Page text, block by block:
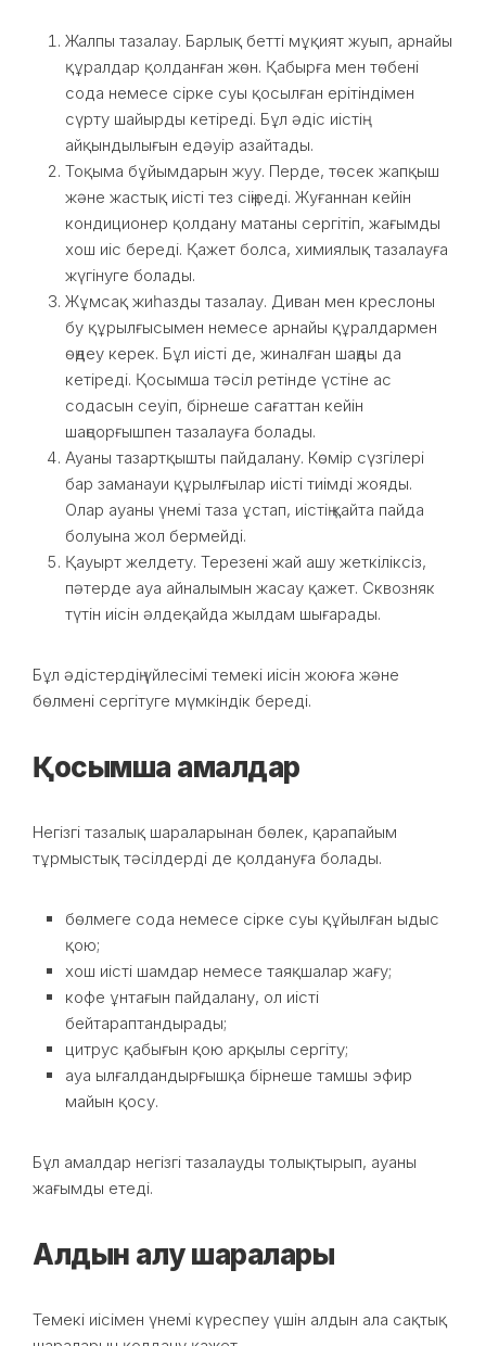
Жалпы тазалау. Барлық бетті мұқият жуып, арнайы
құралдар қолданған жөн. Қабырға мен төбені
сода немесе сірке суы қосылған ерітіндімен
сүрту шайырды кетіреді. Бұл әдіс иістің
айқындылығын едәуір азайтады.
Тоқыма бұйымдарын жуу. Перде, төсек жапқыш
және жастық иісті тез сіңіреді. Жуғаннан кейін
кондиционер қолдану матаны сергітіп, жағымды
хош иіс береді. Қажет болса, химиялық тазалауға
жүгінуге болады.
Жұмсақ жиһазды тазалау. Диван мен креслоны
бу құрылғысымен немесе арнайы құралдармен
өңдеу керек. Бұл иісті де, жиналған шаңды да
кетіреді. Қосымша тәсіл ретінде үстіне ас
содасын сеуіп, бірнеше сағаттан кейін
шаңсорғышпен тазалауға болады.
Ауаны тазартқышты пайдалану. Көмір сүзгілері
бар заманауи құрылғылар иісті тиімді жояды.
Олар ауаны үнемі таза ұстап, иістің қайта пайда
болуына жол бермейді.
Қауырт желдету. Терезені жай ашу жеткіліксіз,
пәтерде ауа айналымын жасау қажет. Сквозняк
түтін иісін әлдеқайда жылдам шығарады.
Бұл әдістердің үйлесімі темекі иісін жоюға және
бөлмені сергітуге мүмкіндік береді.
Қосымша амалдар
Негізгі тазалық шараларынан бөлек, қарапайым
тұрмыстық тәсілдерді де қолдануға болады.
бөлмеге сода немесе сірке суы құйылған ыдыс
қою;
хош иісті шамдар немесе таяқшалар жағу;
кофе ұнтағын пайдалану, ол иісті
бейтараптандырады;
цитрус қабығын қою арқылы сергіту;
ауа ылғалдандырғышқа бірнеше тамшы эфир
майын қосу.
Бұл амалдар негізгі тазалауды толықтырып, ауаны
жағымды етеді.
Алдын алу шаралары
Темекі иісімен үнемі күреспеу үшін алдын ала сақтық